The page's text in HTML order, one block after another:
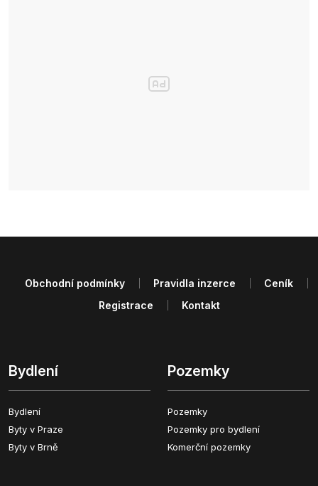
Bydlení
Bydlení
Byty v Praze
Byty v Brně
Pozemky
Pozemky
Pozemky pro bydlení
Komerční pozemky
Obchodní podmínky Pravidla inzerce
Ceník
Registrace
Kontakt